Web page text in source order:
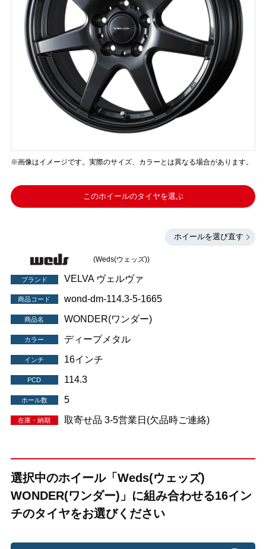
※画像はイメージです。実際のサイズ、カラーとは異なる場合があります。
このホイールのタイヤを選ぶ
ホイールを選び直す
(Weds(ウェッズ))
ブランド VELVA ヴェルヴァ
商品コード wond-dm-114.3-5-1665
商品名 WONDER(ワンダー)
カラー ディープメタル
インチ 16インチ
PCD 114.3
ホール数 5
在庫・納期 取寄せ品 3-5営業日(欠品時ご連絡)
選択中のホイール「Weds(ウェッズ)
WONDER(ワンダー)」に組み合わせる16イン
チのタイヤをお選びください